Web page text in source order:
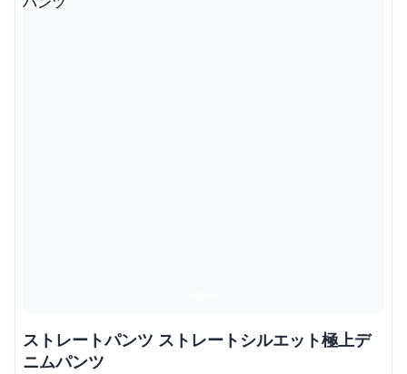
ストレートパンツ ストレートシルエット極上デ
ニムパンツ